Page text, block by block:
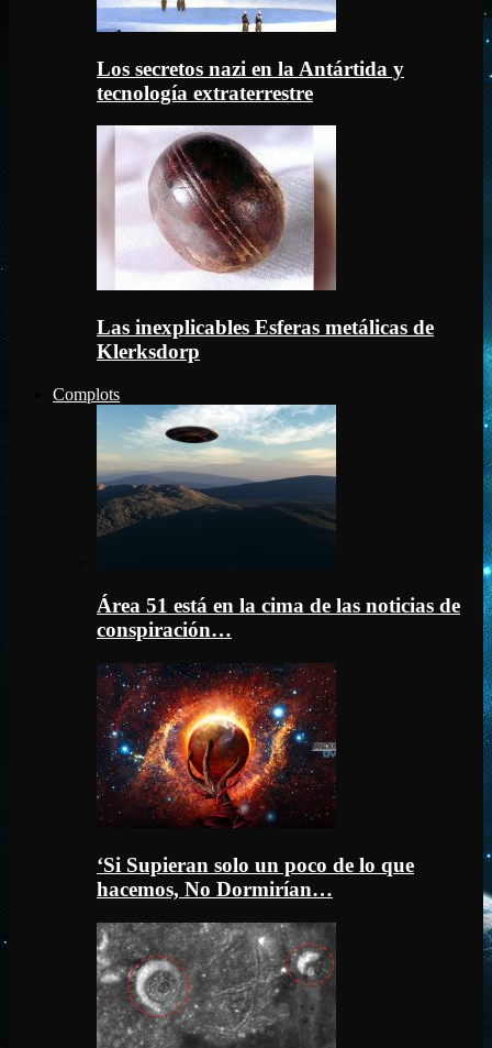
Los secretos nazi en la Antártida y
tecnología extraterrestre
Las inexplicables Esferas metálicas de
Klerksdorp
Complots
Área 51 está en la cima de las noticias de
conspiración…
‘Si Supieran solo un poco de lo que
hacemos, No Dormirían…